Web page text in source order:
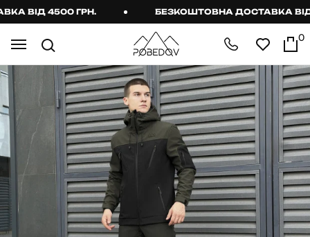
ВІД 4500 ГРН. БЕЗКОШТОВНА ДОСТАВКА ВІД
0